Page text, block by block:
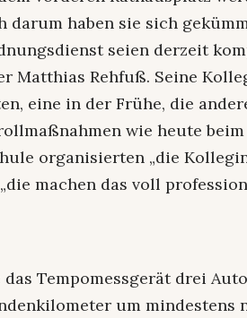
darum haben sie sich
seien derzeit
Matthias Rehfuß. Seine
eine in der Frühe, die
wie heute beim
organisierten „die
machen das voll
Tempomessgerät drei
um mindestens